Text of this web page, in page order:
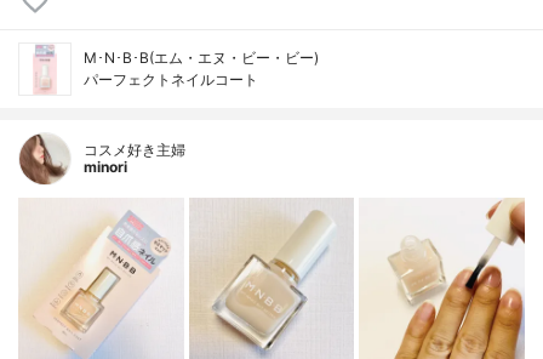
M･N･B･B(エム・エヌ・ビー・ビー)
パーフェクトネイルコート
コスメ好き主婦
minori